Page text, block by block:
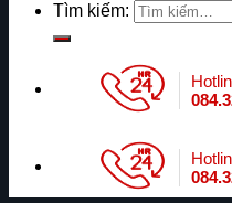
Tìm kiếm: